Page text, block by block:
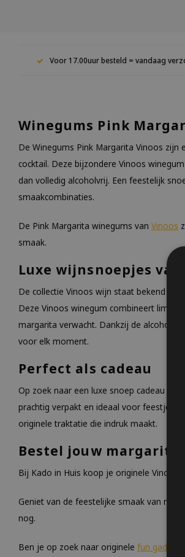
Voor 17.00uur besteld = vandaag
Winegums Pink
De Winegums Pink Margarita Vinoos zijn
cocktail. Deze bijzondere Vinoos
dan volledig alcoholvrij. Een feestelijk
smaakcombinaties.
De Pink Margarita winegums van Vinoos
smaak.
Luxe wijnsnoepjes van
De collectie Vinoos wijn staat bekend
Deze Vinoos winegum combineert
margarita verwacht. Dankzij de
voor elk moment.
Perfect als cadeau
Op zoek naar een luxe snoep cadeau of
prachtig verpakt en ideaal voor feestjes,
originele traktatie die indruk maakt.
Bestel jouw margarita
Bij Kado in Huis koop je originele Vinoos
Geniet van de feestelijke smaak van
nog.
Ben je op zoek naar originele fun gadgets